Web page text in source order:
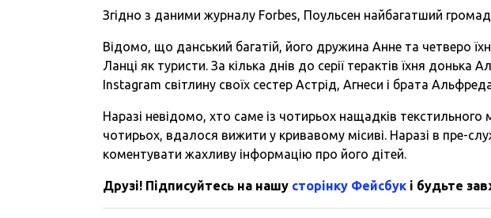
Згідно з даними журналу Forbes, Поульсен найбагатший
Відомо, що данський багатій, його дружина Анне та четверо
Ланці як туристи. За кілька днів до серії терактів їхня донька
Instagram світлину своїх сестер Астрід, Агнеси і брата
Наразі невідомо, хто саме із чотирьох нащадків текстильного
чотирьох, вдалося вижити у кривавому місиві. Наразі в пре-
коментувати жахливу інформацію про його дітей.
Друзі! Підписуйтесь на нашу сторінку Фейсбук і будьте